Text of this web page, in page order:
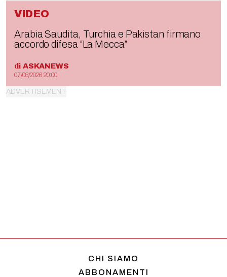
VIDEO
Arabia Saudita, Turchia e Pakistan firmano
accordo difesa “La Mecca”
di ASKANEWS
07/08/2026 20:00
CHI SIAMO
ABBONAMENTI